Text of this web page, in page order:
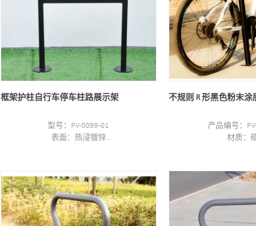
框架护柱自行车停车柱路展示架
型号：PV-0099-01
表面：热浸镀锌
不规则 R 形黑色粉末
产品编号：
材质：
港口：